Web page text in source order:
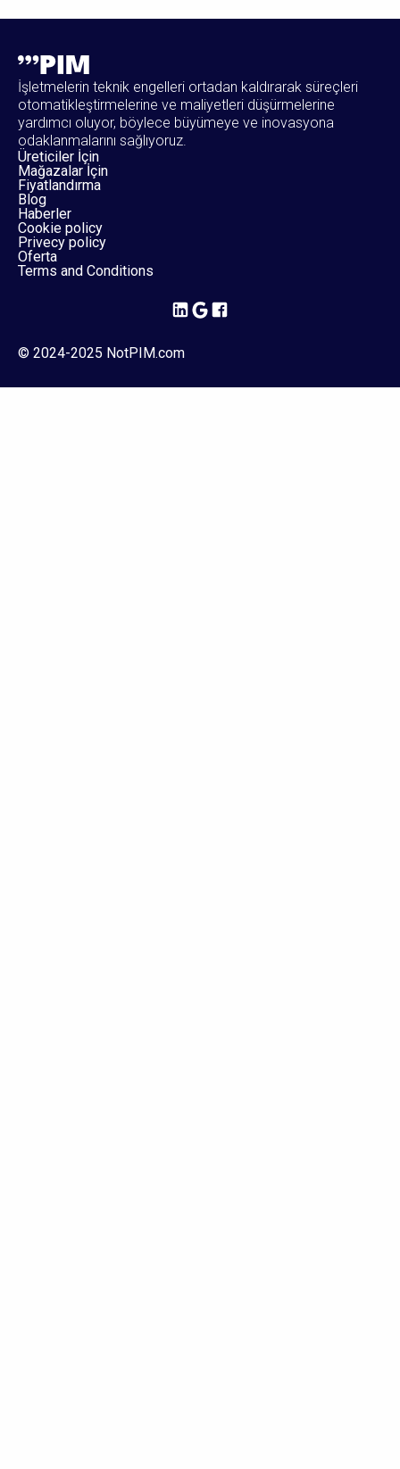
İşletmelerin teknik engelleri ortadan kaldırarak süreçleri
otomatikleştirmelerine ve maliyetleri düşürmelerine
yardımcı oluyor, böylece büyümeye ve inovasyona
odaklanmalarını sağlıyoruz.
Üreticiler İçin
Mağazalar İçin
Fiyatlandırma
Blog
Haberler
Cookie policy
Privecy policy
Oferta
Terms and Conditions
© 2024-2025 NotPIM.com